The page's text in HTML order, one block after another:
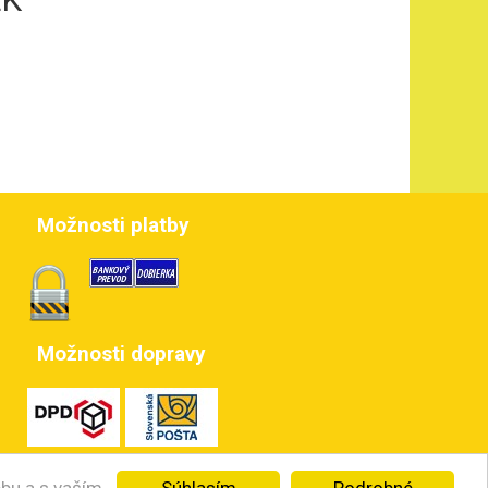
Možnosti platby
Možnosti dopravy